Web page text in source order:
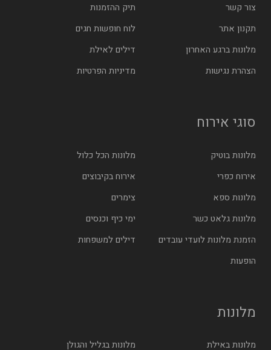
צור קשר
תיק ההזמנות
תקנון אתר
לוח חופשות חגים
מלונות ברגע האחרון
דילים לאילת
הצהרת נגישות
מדיניות הפרטיות
סוגי אירוח
מלונות בוטיק
מלונות הכל כלול
אירוח כפרי
אירוח בקיבוצים
מלונות ספא
צימרים
מלונות גלאט כשר
ימי כיף וכנסים
הזמנת מלונות לועדי עובדים
דילים למשפחות
הופעות
מלונות
מלונות באילת מלונות בגליל והגולן